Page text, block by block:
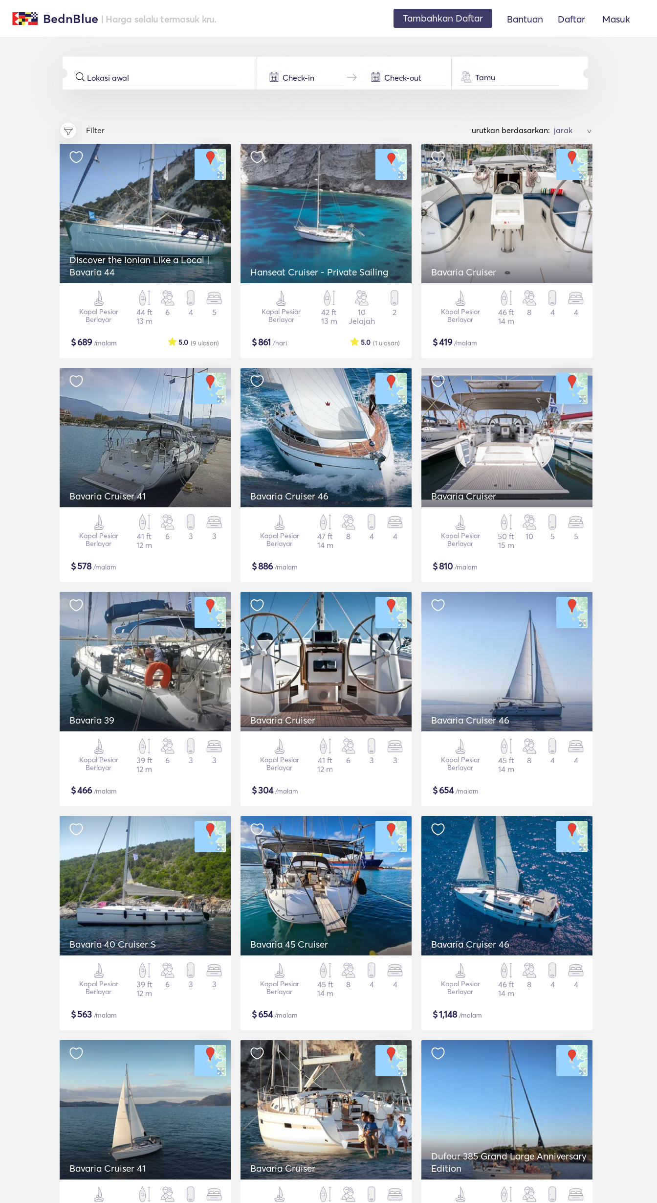
BednBlue | Harga selalu termasuk kru. Tambahkan Daftar Bantuan Daftar Masuk
Tamu
Filter urutkan berdasarkan: >
Discover the Ionian Like a Local |
Bavaria 44
Kapal Pesiar
Berlayar
44 ft
13 m
6 4 5
$689/malam (9 ulasan)
5.0
Hanseat Cruiser - Private Sailing
Kapal Pesiar
Berlayar
42 ft
13 m
10
Jelajah
2
$861 /hari (1 ulasan)
5.0
Bavaria Cruiser
Kapal Pesiar
Berlayar
46 ft
14 m
8 4 4
$419/malam
Bavaria Cruiser 41
Kapal Pesiar
Berlayar
41 ft
12 m
6 3 3
$578/malam
Bavaria Cruiser 46
Kapal Pesiar
Berlayar
47 ft
14 m
8 4 4
$886/malam
Bavaria Cruiser
Kapal Pesiar
Berlayar
50 ft
15 m
10 5 5
$810 /malam
Bavaria 39
Kapal Pesiar
Berlayar
39 ft
12 m
6 3 3
$466/malam
Bavaria Cruiser
Kapal Pesiar
Berlayar
41 ft
12 m
6 3 3
$304/malam
Bavaria Cruiser 46
Kapal Pesiar
Berlayar
45 ft
14 m
8 4 4
$654/malam
Bavaria 40 Cruiser S
Kapal Pesiar
Berlayar
39 ft
12 m
6 3 3
$563 /malam
Bavaria 45 Cruiser
Kapal Pesiar
Berlayar
45 ft
14 m
8 4 4
$654/malam
Bavaria Cruiser 46
Kapal Pesiar
Berlayar
46 ft
14 m
8 4 4
$1,148/malam
Bavaria Cruiser 41 Bavaria Cruiser
Dufour 385 Grand Large Anniversary
Edition